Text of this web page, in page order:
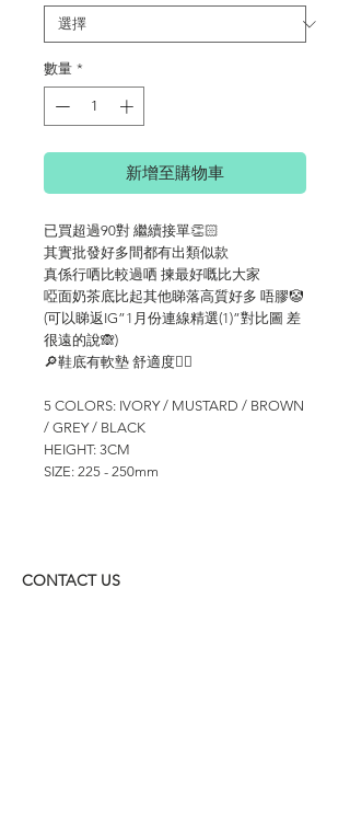
數量 *
新增至購物車
已買超過90對 繼續接單👏🏻
其實批發好多間都有出類似款
真係行哂比較過哂 揀最好嘅比大家
啞面奶茶底比起其他睇落高質好多 唔膠🤡
(可以睇返IG”1月份連線精選(1)”對比圖 差
很遠的說🙈)
🔎鞋底有軟墊 舒適度👍🏻
5 COLORS: IVORY / MUSTARD / BROWN
/ GREY / BLACK
HEIGHT: 3CM
SIZE: 225 - 250mm
CONTACT US